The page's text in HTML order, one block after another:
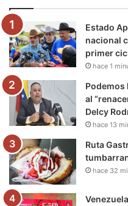
o
o
k
e
r
Estado
nacional
primer
hace 1
Podemos
al
Delcy
hace 13
Ruta
hace 32